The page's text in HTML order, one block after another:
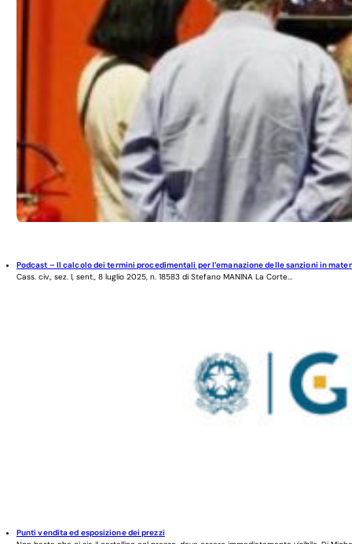
Podcast – Il calcolo dei termini procedimentali per l’emanazione delle sanzioni in
Cass. civ., sez. I, sent., 8 luglio 2025, n. 18583 di Stefano MANINA La Corte...
Punti vendita ed esposizione dei prezzi